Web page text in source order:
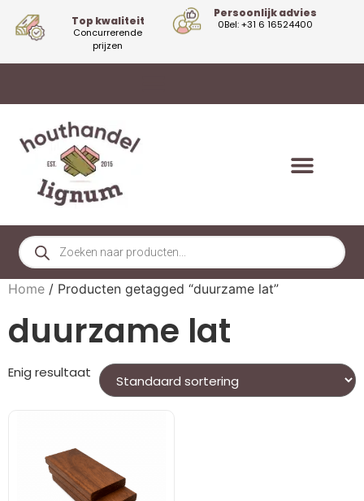
Top kwaliteit
Concurrerende
prijzen
Persoonlijk advies
0Bel: +31 6 16524400
Home / Producten getagged “duurzame lat”
duurzame lat
Enig resultaat